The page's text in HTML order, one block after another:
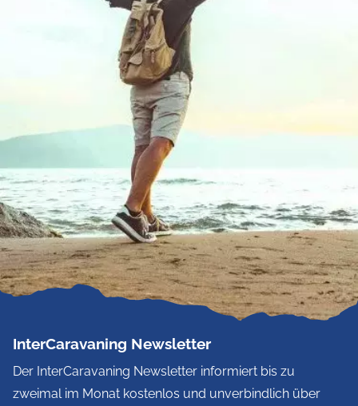
InterCaravaning Newsletter
Der InterCaravaning Newsletter informiert bis zu
zweimal im Monat kostenlos und unverbindlich über